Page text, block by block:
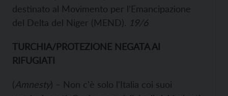
destinato al Movimento per l’Emancipazione
del Delta del Niger (MEND). 19/6
TURCHIA/PROTEZIONE NEGATA AI
RIFUGIATI
(Amnesty) – Non c'è solo l'Italia coi suoi